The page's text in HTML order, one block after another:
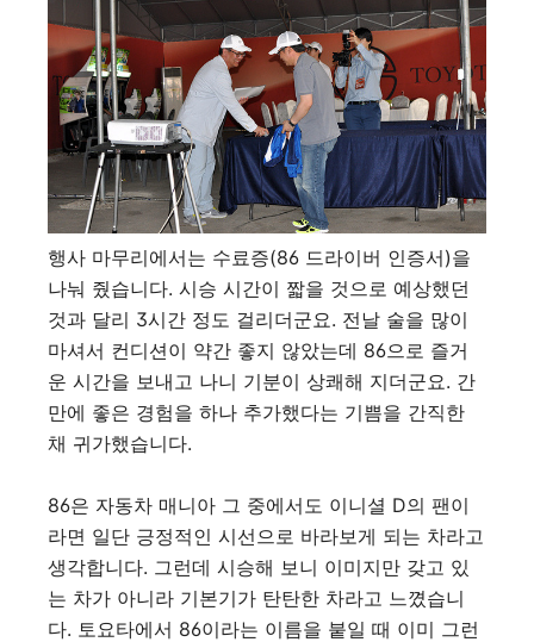
행사 마무리에서는 수료증(86 드라이버 인증서)을
나눠 줬습니다. 시승 시간이 짧을 것으로 예상했던
것과 달리 3시간 정도 걸리더군요. 전날 술을 많이
마셔서 컨디션이 약간 좋지 않았는데 86으로 즐거
운 시간을 보내고 나니 기분이 상쾌해 지더군요. 간
만에 좋은 경험을 하나 추가했다는 기쁨을 간직한
채 귀가했습니다.
86은 자동차 매니아 그 중에서도 이니셜 D의 팬이
라면 일단 긍정적인 시선으로 바라보게 되는 차라고
생각합니다. 그런데 시승해 보니 이미지만 갖고 있
는 차가 아니라 기본기가 탄탄한 차라고 느꼈습니
다. 토요타에서 86이라는 이름을 붙일 때 이미 그런